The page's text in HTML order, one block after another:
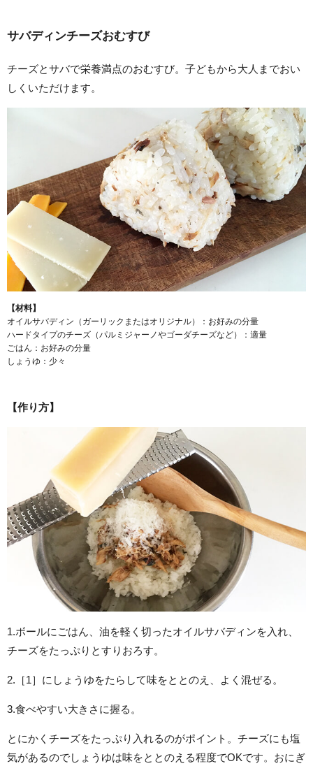
サバディンチーズおむすび
チーズとサバで栄養満点のおむすび。子どもから大人までおい
しくいただけます。
【材料】
オイルサバディン（ガーリックまたはオリジナル）：お好みの分量
ハードタイプのチーズ（パルミジャーノやゴーダチーズなど）：適量
ごはん：お好みの分量
しょうゆ：少々
【作り方】
1.ボールにごはん、油を軽く切ったオイルサバディンを入れ、
チーズをたっぷりとすりおろす。
2.［1］にしょうゆをたらして味をととのえ、よく混ぜる。
3.食べやすい大きさに握る。
とにかくチーズをたっぷり入れるのがポイント。チーズにも塩
気があるのでしょうゆは味をととのえる程度でOKです。おにぎ